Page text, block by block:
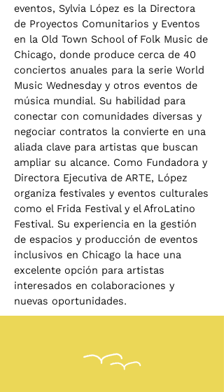
eventos, Sylvia López es la Directora
de Proyectos Comunitarios y Eventos
en la Old Town School of Folk Music de
Chicago, donde produce cerca de 40
conciertos anuales para la serie World
Music Wednesday y otros eventos de
música mundial. Su habilidad para
conectar con comunidades diversas y
negociar contratos la convierte en una
aliada clave para artistas que buscan
ampliar su alcance. Como Fundadora y
Directora Ejecutiva de ARTE, López
organiza festivales y eventos culturales
como el Frida Festival y el AfroLatino
Festival. Su experiencia en la gestión
de espacios y producción de eventos
inclusivos en Chicago la hace una
excelente opción para artistas
interesados en colaboraciones y
nuevas oportunidades.